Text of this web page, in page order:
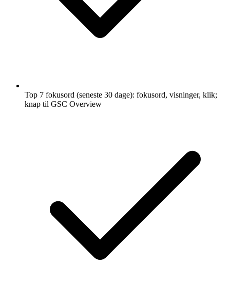
Top 7 fokusord (seneste 30 dage): fokusord, visninger, klik;
knap til GSC Overview